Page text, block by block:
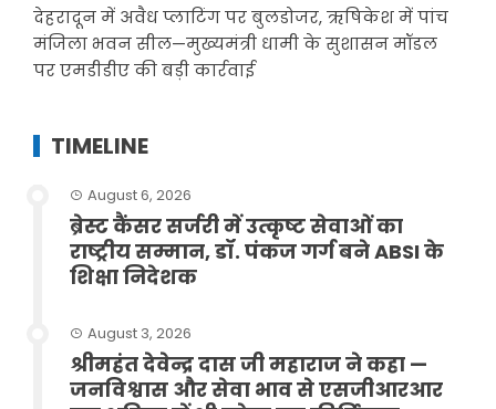
देहरादून में अवैध प्लाटिंग पर बुलडोजर, ऋषिकेश में पांच
मंजिला भवन सील—मुख्यमंत्री धामी के सुशासन मॉडल
पर एमडीडीए की बड़ी कार्रवाई
TIMELINE
August 6, 2026
ब्रेस्ट कैंसर सर्जरी में उत्कृष्ट सेवाओं का
राष्ट्रीय सम्मान, डॉ. पंकज गर्ग बने ABSI के
शिक्षा निदेशक
August 3, 2026
श्रीमहंत देवेन्द्र दास जी महाराज ने कहा —
जनविश्वास और सेवा भाव से एसजीआरआर